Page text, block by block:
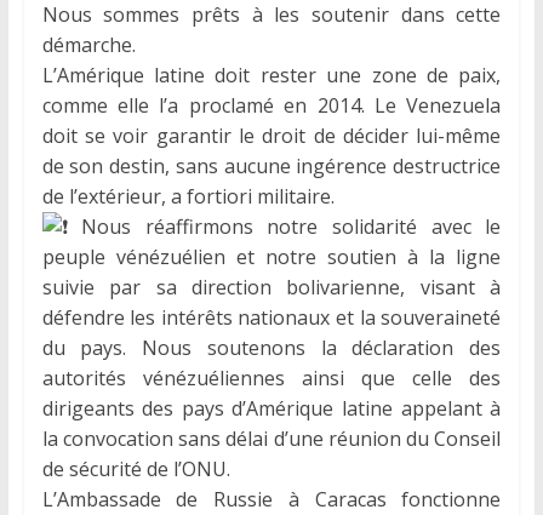
Nous sommes prêts à les soutenir dans cette
démarche.
L’Amérique latine doit rester une zone de paix,
comme elle l’a proclamé en 2014. Le Venezuela
doit se voir garantir le droit de décider lui-même
de son destin, sans aucune ingérence destructrice
de l’extérieur, a fortiori militaire.
Nous réaffirmons notre solidarité avec le
peuple vénézuélien et notre soutien à la ligne
suivie par sa direction bolivarienne, visant à
défendre les intérêts nationaux et la souveraineté
du pays. Nous soutenons la déclaration des
autorités vénézuéliennes ainsi que celle des
dirigeants des pays d’Amérique latine appelant à
la convocation sans délai d’une réunion du Conseil
de sécurité de l’ONU.
L’Ambassade de Russie à Caracas fonctionne